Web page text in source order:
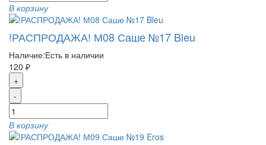
В корзину
!РАСПРОДАЖА! М08 Саше №17 Bleu
Наличие:Есть в наличии
120 ₽
+
-
В корзину